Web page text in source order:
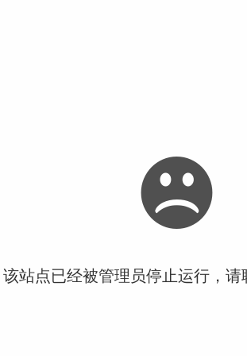
站点已经被管理员停止运行，